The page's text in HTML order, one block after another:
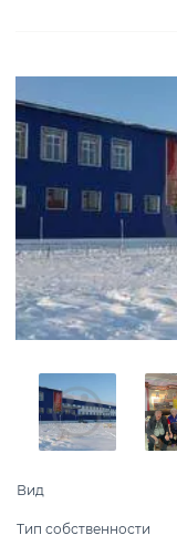
Вид
Тип собственности